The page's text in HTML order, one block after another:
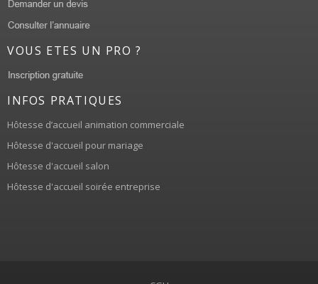
VOUS ETES UN PRO ?
INFOS PRATIQUES
Hôtesse d’accueil animation commerciale
Hôtesse d'accueil pour mariage
Hôtesse d'accueil salon
Hôtesse d'accueil soirée entreprise